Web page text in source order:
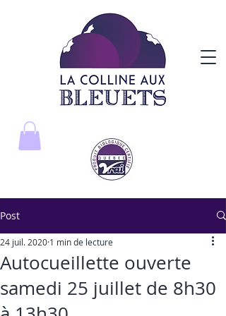
Post
Autocueillette ouverte
samedi 25 juillet de 8h30
24 juil. 2020 1 min de lecture